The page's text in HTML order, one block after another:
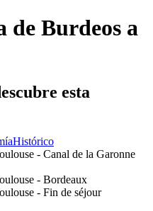
de Burdeos a
esta
Histórico